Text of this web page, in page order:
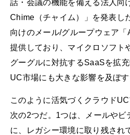
話・会議の機能を備える法人向
Chime（チャイム）」を発表し
向けのメール/グループウェア
提供しており、マイクロソフト
グーグルに対抗するSaaSを拡
UC市場にも大きな影響を及ぼす
このように活気づくクラウド
次の2つだ。1つは、メールやビ
に、レガシー環境に取り残され